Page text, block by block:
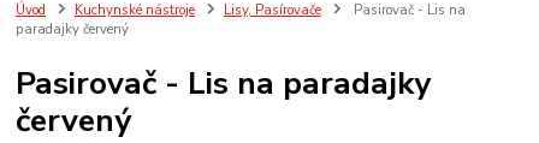
Úvod Kuchynské nástroje Lisy, Pasírovače
Pasirovač - Lis na
paradajky červený
Pasirovač - Lis na paradajky
červený